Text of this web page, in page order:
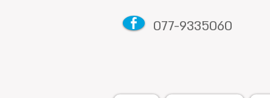
077-9335060